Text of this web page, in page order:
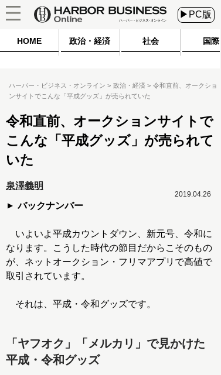
▶PC版
HOME 政治・経済 社会 国際
ハーバー・ビジネス・オンライン 政治・経済
令和直前、オークショ
ンサイトでこんな「平成グッズ」が売られていた
令和直前、オークションサイトで
こんな「平成グッズ」が売られて
いた
泉澤義明
バックナンバー
2019.04.26
いよいよ平成カウントダウン、新元号、令和に
なります。こうした時代の節目だからこそのもの
が、ネットオークション・フリマアプリで高値で
取引されています。
それは、平成・令和グッズです。
「ヤフオク」「メルカリ」で見かけた
平成・令和グッズ